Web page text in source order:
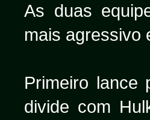
As duas
mais agressivo
Primeiro lance
divide com